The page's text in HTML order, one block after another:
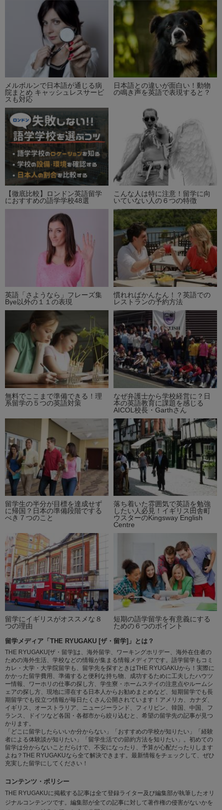
メルボルンで日本語が通じる病
院まとめ キャッシュレスサービ
スも対応
日本語との違いが面白い！動物
の鳴き声を英語で表現すると？
【徹底比較】ロンドン英語留学
におすすめの語学学校48選
こんな人は特に注意！留学に向
いていない人の６つの特徴
英語「さようなら」フレーズ集
Bye以外の１１の表現
慣れればかんたん！？英語での
レストランの予約方法
無料でここまで準備できる！理
系留学の５つの英語対策
なぜ弁護士から学校経営に？日
本の英語教育に課題を感じる
AICOL校長・Garthさん
留学生の半分が目標を達成せず
に帰国？日本の準備段階でする
べき７つのこと
落ち着いた雰囲気で英語を勉強
したい人必見！イギリス田舎町
ウスターのKingsway English
Centre
留学にイギリスがオススメな８
つの理由
短期の語学留学を有意義にする
ための６つのポイント
留学メディア「THE RYUGAKU [ザ・留学]」とは？
THE RYUGAKU[ザ・留学]は、海外留学、ワーキングホリデー、海外在住者の
ための海外生活、学校などの情報が集まる情報メディアです。語学留学もコミ
カレ・大学・大学院留学も、留学先を探すときはTHE RYUGAKUから！実際に
かかった留学費用、準備すると便利な持ち物、成功するために工夫したハウツ
ー情報、ワーホリの仕事の探し方、学生寮・ホームステイの注意点やルームシ
ェアの探し方、現地に滞在する日本人からお勧めまとめなど、短期留学でも長
期留学でも役立つ情報が毎日たくさん公開されています！アメリカ、カナダ、
イギリス、オーストラリア、ニュージーランド、フィリピン、韓国、中国、フ
ランス、ドイツなど各国・各都市から絞り込むと、希望の留学先の記事が見つ
かります。
「どこに留学したらいいか分からない」「おすすめの学校が知りたい」「経験
者による体験談が知りたい」「留学生活での節約方法を知りたい」。初めての
留学は分からないことだらけで、不安になったり、予算が心配だったりします
よね？THE RYUGAKUなら全て解決できます。最新情報をチェックして、ぜひ
充実した留学にしてください！
コンテンツ・ポリシー
THE RYUGAKUに掲載する記事は全て登録ライター及び編集部が執筆したオリ
ジナルコンテンツです。編集部が全ての記事に対して著作権の侵害がないかを